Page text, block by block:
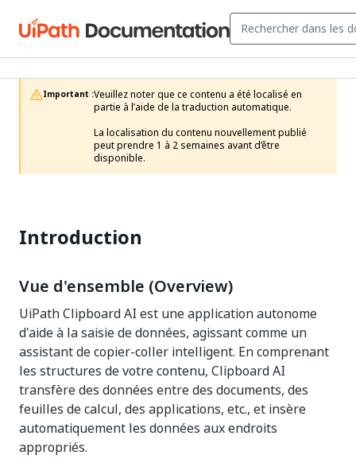
Important :Veuillez noter que ce contenu a été localisé en
partie à l’aide de la traduction automatique.
La localisation du contenu nouvellement publié
peut prendre 1 à 2 semaines avant d’être
disponible.
Introduction
Vue d'ensemble (Overview)
UiPath Clipboard AI est une application autonome
d'aide à la saisie de données, agissant comme un
assistant de copier-coller intelligent. En comprenant
les structures de votre contenu, Clipboard AI
transfère des données entre des documents, des
feuilles de calcul, des applications, etc., et insère
automatiquement les données aux endroits
appropriés.